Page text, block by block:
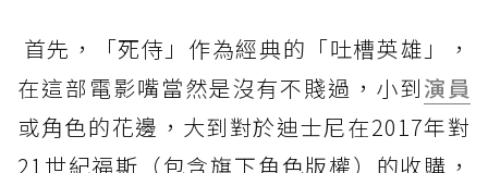
首先，「死侍」作為經典的「吐槽英雄」，
在這部電影嘴當然是沒有不賤過，小到演員
或角色的花邊，大到對於迪士尼在2017年對
21世紀福斯（包含旗下角色版權）的收購，